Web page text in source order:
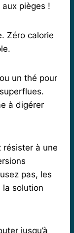
pièges !
Zéro calorie
un thé pour
à digérer
résister à une
pas, les
la solution
jusqu’à